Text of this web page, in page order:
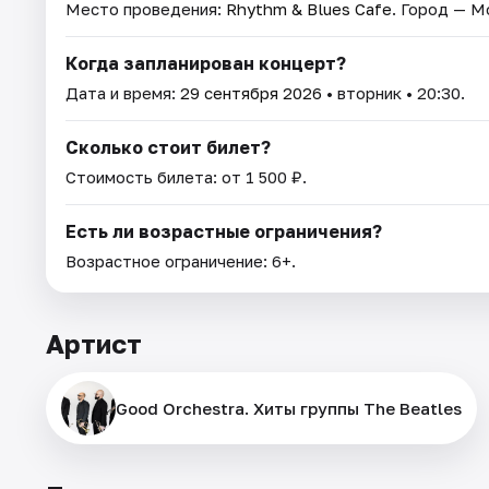
Место проведения: Rhythm & Blues Cafe. Город —
Когда запланирован концерт?
Дата и время: 29 сентября 2026 • вторник • 20:30.
Сколько стоит билет?
Стоимость билета: от 1 500 ₽.
Есть ли возрастные ограничения?
Возрастное ограничение: 6+.
Артист
Good Orchestra. Хиты группы The Beatles